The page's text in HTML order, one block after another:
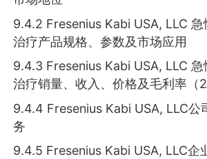
9.4.2 Fresenius Kabi USA, LLC 急
治疗产品规格、参数及市场应用
9.4.3 Fresenius Kabi USA, LLC 急
治疗销量、收入、价格及毛利率（
9.4.4 Fresenius Kabi USA, LLC公
务
9.4.5 Fresenius Kabi USA, LLC企